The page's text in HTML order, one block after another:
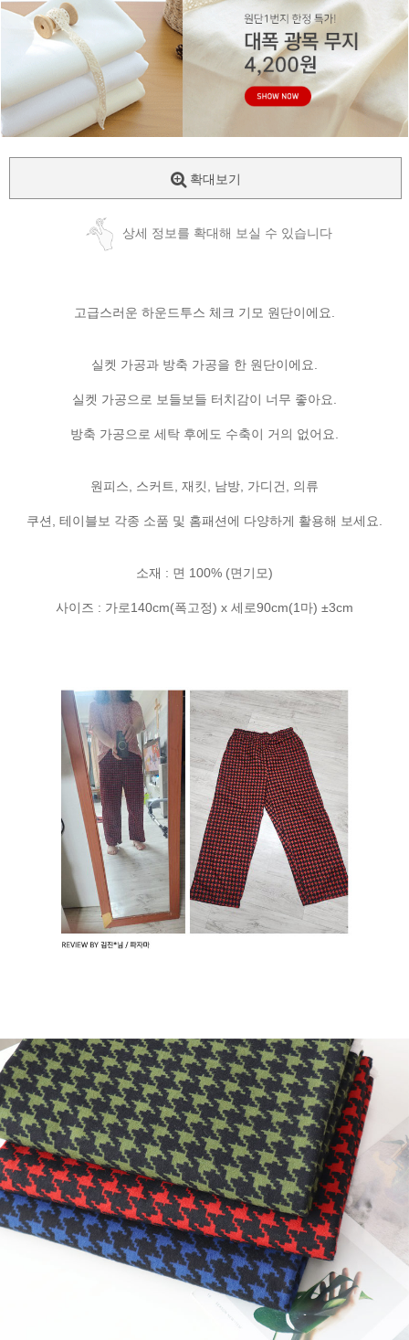
확대보기
상세 정보를 확대해 보실 수 있습니다
고급스러운 하운드투스 체크 기모 원단이에요.
실켓 가공과 방축 가공을 한 원단이에요.
실켓 가공으로 보들보들 터치감이 너무 좋아요.
방축 가공으로 세탁 후에도 수축이 거의 없어요.
원피스, 스커트, 재킷, 남방, 가디건, 의류
쿠션, 테이블보 각종 소품 및 홈패션에 다양하게 활용해 보세요.
소재 : 면 100% (면기모)
사이즈 : 가로140cm(폭고정) x 세로90cm(1마) ±3cm